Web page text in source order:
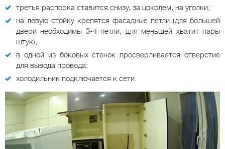
третья распорка ставится снизу, за цоколем, на уголки;
на левую стойку крепятся фасадные петли (для большей
двери необходимы 3-4 петли, для меньшей хватит пары
штук);
в одной из боковых стенок просверливается отверстие
для вывода провода;
холодильник подключается к сети.